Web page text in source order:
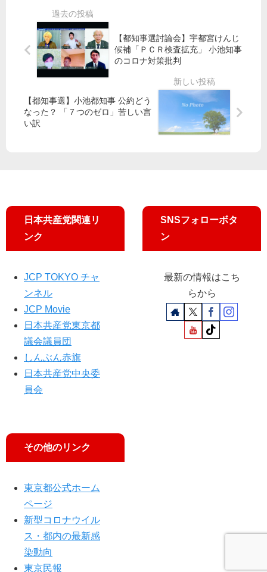
り
院
員
ー
ク
進
そ
【都知事選討論会】宇都宮けんじ
候補「ＰＣＲ検査拡充」 小池知事
のコロナ対策批判
【都知事選】小池都知事 公約どう
なった？ 「７つのゼロ」苦しい言
い訳
日本共産党関連リ
ンク
JCP TOKYO チャ
ンネル
JCP Movie
日本共産党東京都
議会議員団
しんぶん赤旗
日本共産党中央委
員会
その他のリンク
東京都公式ホーム
ページ
新型コロナウイル
ス・都内の最新感
染動向
東京民報
SNSフォローボタ
ン
最新の情報はこち
らから